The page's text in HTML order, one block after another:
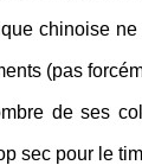
chinoise ne
(pas
de ses
sec pour le